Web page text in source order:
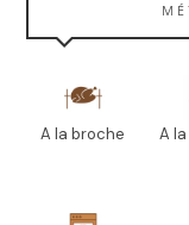
A la broche A